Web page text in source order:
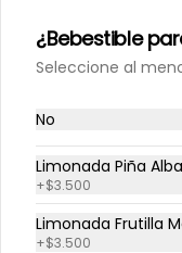
Limonada frutilla
$4.300
¿Bebestible
Seleccione al
No
Limonada Piña
+$3.500
Limonada Frutilla
+$3.500